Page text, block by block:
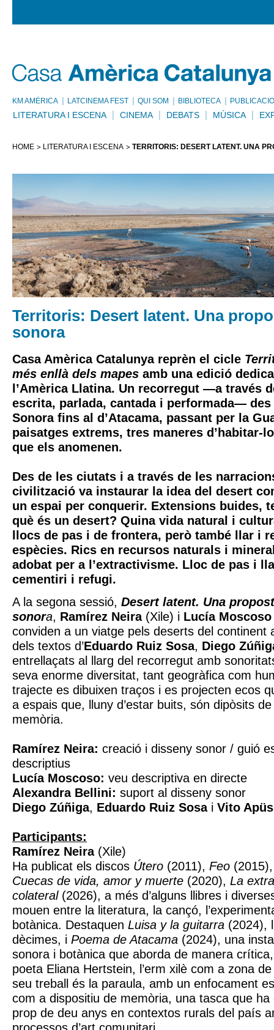
KM AMÈRICA LATCINEMA FEST QUI SOM BIBLIOTECA
LITERATURA I ESCENA CINEMA DEBATS MÚSICA
HOME LITERATURA I ESCENA TERRITORIS: DESERT LATENT. UNA
Territoris: Desert latent. Una
sonora
Casa Amèrica Catalunya reprèn el cicle
més enllà dels mapes amb una edició
l’Amèrica Llatina. Un recorregut —a través
escrita, parlada, cantada i performada— des
Sonora fins al d’Atacama, passant per la
paisatges extrems, tres maneres d’habitar-
que els anomenen.
Des de les ciutats i a través de les
civilització va instaurar la idea del desert
un espai per conquerir. Extensions buides,
què és un desert? Quina vida natural i
llocs de pas i de frontera, però també llar i
espècies. Rics en recursos naturals i
adobat per a l’extractivisme. Lloc de pas i
cementiri i refugi.
A la segona sessió, Desert latent. Una
sonora, Ramírez Neira(Xile) i Lucía Moscoso
conviden a un viatge pels deserts del continent
dels textos d’Eduardo Ruiz Sosa, Diego
entrellaçats al llarg del recorregut amb
seva enorme diversitat, tant geogràfica com
trajecte es dibuixen traços i es projecten ecos
a espais que, lluny d’estar buits, són dipòsits
memòria.
Ramírez Neira: creació i disseny sonor / guió
descriptius
Lucía Moscoso: veu descriptiva en directe
Alexandra Bellini: suport al disseny sonor
Diego Zúñiga, Eduardo Ruiz Sosai Vito
Participants:
Ramírez Neira(Xile)
Ha publicat els discos Útero (2011), Feo
Cuecas de vida, amor y muerte (2020), La
colateral(2026), a més d’alguns llibres i
mouen entre la literatura, la cançó,
botànica. Destaquen Luisa y la guitarra (2024),
dècimes, i Poema de Atacama (2024), una
sonora i botànica que aborda de manera
poeta Eliana Hertstein, l’erm xilè com a zona
seu treball és la paraula, amb un enfocament
com a dispositiu de memòria, una tasca que
prop de deu anys en contextos rurals del país